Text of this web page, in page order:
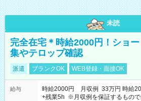
未読
完全在宅＊時給2000円！ショ
集やテロップ確認
派遣 ブランクOK WEB登録・面接OK
給与
時給2000円 月収例 33万円 時給
+残業5h ※月収例を保証するもの